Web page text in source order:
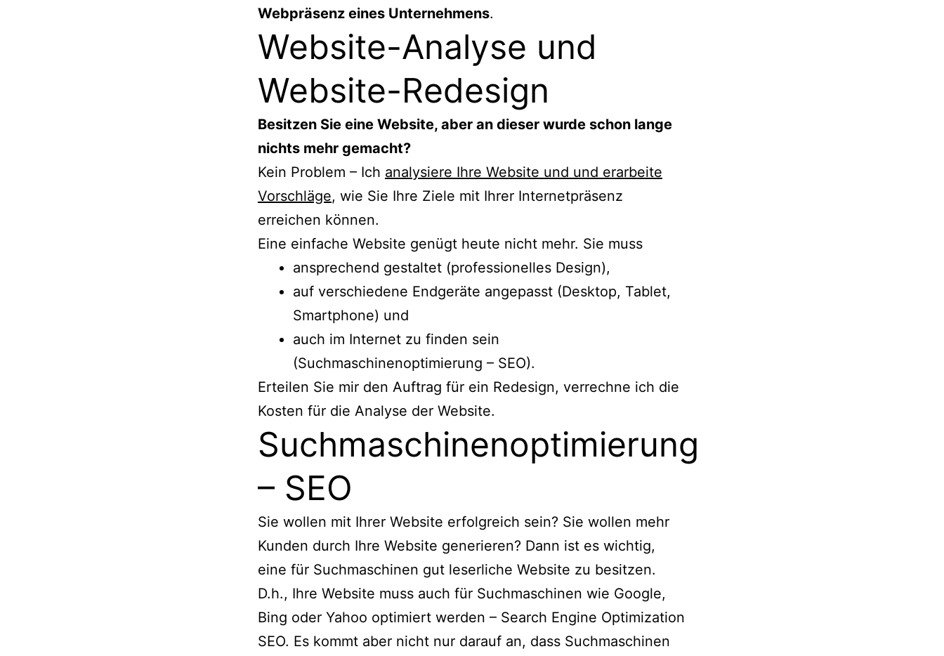
Webpräsenz eines Unternehmens.
Website-Analyse und
Website-Redesign
Besitzen Sie eine Website, aber an dieser wurde schon lange
nichts mehr gemacht?
Kein Problem – Ich analysiere Ihre Website und und erarbeite
Vorschläge, wie Sie Ihre Ziele mit Ihrer Internetpräsenz
erreichen können.
Eine einfache Website genügt heute nicht mehr. Sie muss
ansprechend gestaltet (professionelles Design),
auf verschiedene Endgeräte angepasst (Desktop, Tablet,
Smartphone) und
auch im Internet zu finden sein
(Suchmaschinenoptimierung – SEO).
Erteilen Sie mir den Auftrag für ein Redesign, verrechne ich die
Kosten für die Analyse der Website.
Suchmaschinenoptimierung
– SEO
Sie wollen mit Ihrer Website erfolgreich sein? Sie wollen mehr
Kunden durch Ihre Website generieren? Dann ist es wichtig,
eine für Suchmaschinen gut leserliche Website zu besitzen.
D.h., Ihre Website muss auch für Suchmaschinen wie Google,
Bing oder Yahoo optimiert werden – Search Engine Optimization
SEO. Es kommt aber nicht nur darauf an, dass Suchmaschinen